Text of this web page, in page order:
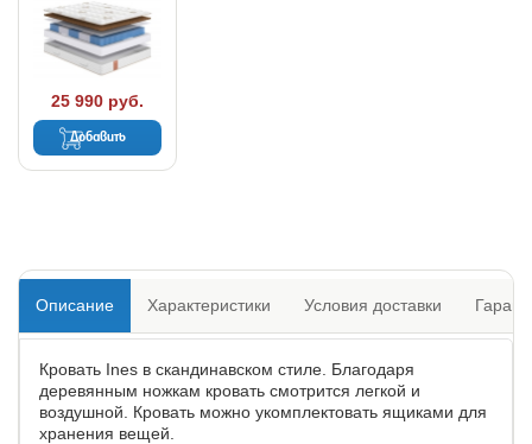
25 990 руб.
Добавить
Описание Характеристики Условия доставки
Кровать Ines в скандинавском стиле. Благодаря
деревянным ножкам кровать смотрится легкой и
воздушной. Кровать можно укомплектовать ящиками для
хранения вещей.